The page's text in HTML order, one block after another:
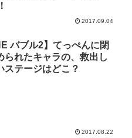
2017.09.04
バブル2】てっぺんに閉
られたキャラの、救出し
ステージはどこ？
2017.08.22